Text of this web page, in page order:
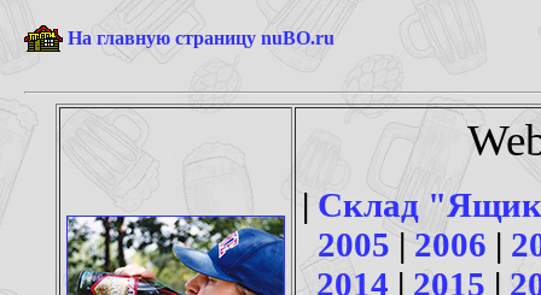
На главную страницу nuBO.ru
| Склад
2005|2006 |
2014 | 2015 |